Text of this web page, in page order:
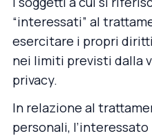
“interessati” al
esercitare i propri
nei limiti previsti dalla
privacy.
In relazione al
personali,